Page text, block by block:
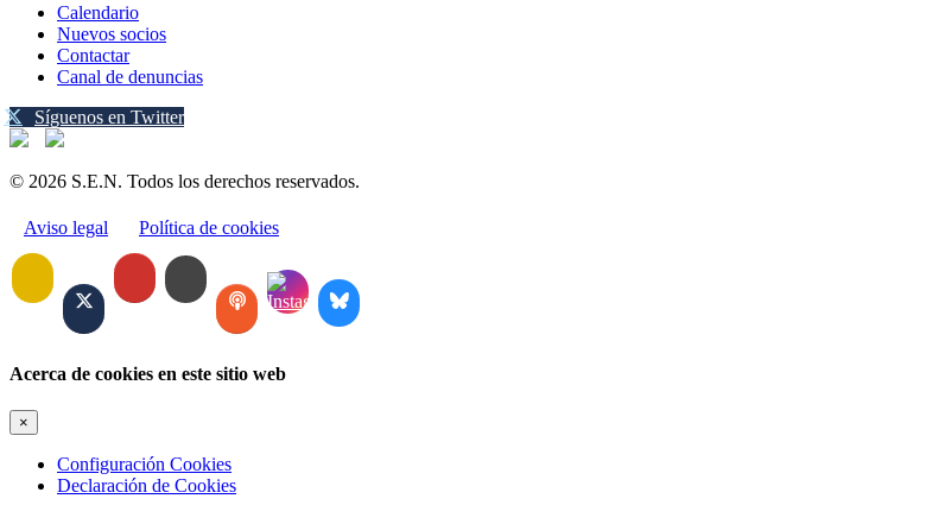
Calendario
Nuevos socios
Contactar
Canal de denuncias
Síguenos en Twitter
© 2026 S.E.N. Todos los derechos reservados.
Aviso legal Política de cookies
Acerca de cookies en este sitio web
×
Configuración Cookies
Declaración de Cookies